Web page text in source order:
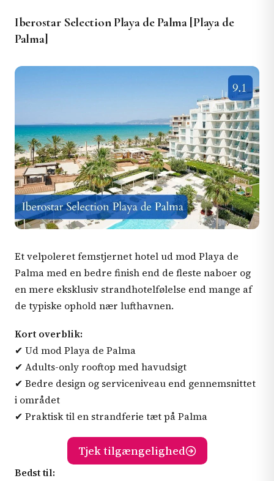
Iberostar Selection Playa de Palma [Playa de
Palma]
Et velpoleret femstjernet hotel ud mod Playa de
Palma med en bedre finish end de fleste naboer og
en mere eksklusiv strandhotelfølelse end mange af
de typiske ophold nær lufthavnen.
Kort overblik:
✔ Ud mod Playa de Palma
✔ Adults-only rooftop med havudsigt
✔ Bedre design og serviceniveau end gennemsnittet
i området
✔ Praktisk til en strandferie tæt på Palma
Tjek tilgængelighed
Bedst til: